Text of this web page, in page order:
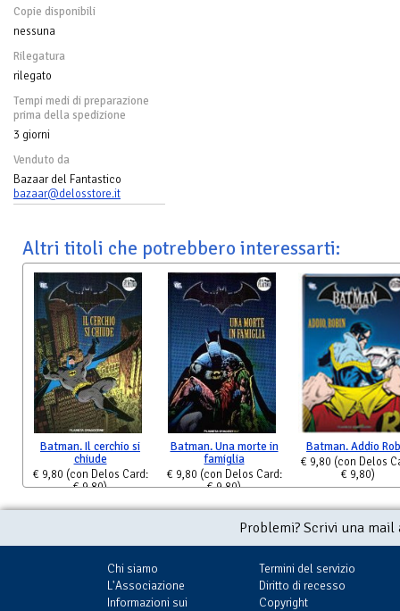
Copie disponibili
nessuna
Rilegatura
rilegato
Tempi medi di preparazione
prima della spedizione
3 giorni
Venduto da
Bazaar del Fantastico
bazaar@delosstore.it
Altri titoli che potrebbero interessarti:
Batman. Il cerchio si
chiude
€ 9,80 (con Delos Card:
€ 9,80)
Batman. Una morte in
famiglia
€ 9,80 (con Delos Card:
€ 9,80)
Batman. Addio
€ 9,80 (con Delos
€ 9,80)
Problemi? Scrivi una
Chi siamo
L'Associazione
Informazioni sui
Termini del servizio
Diritto di recesso
Copyright